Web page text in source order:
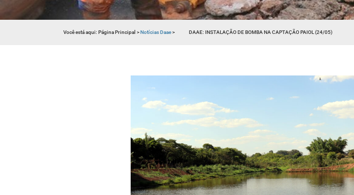
Você está aqui:Página Principal>Notícias Daae> DAAE: INSTALAÇÃO DE BOMBA NA CAPTAÇÃO PAIOL (24/05)